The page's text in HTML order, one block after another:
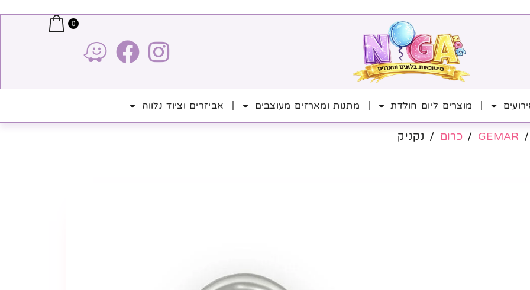
0
מוצרים ליום הולדת מתנות ומארזים מעוצבים אביזרים וציוד נלווה
/
GEMAR
/ כרום / נקניק